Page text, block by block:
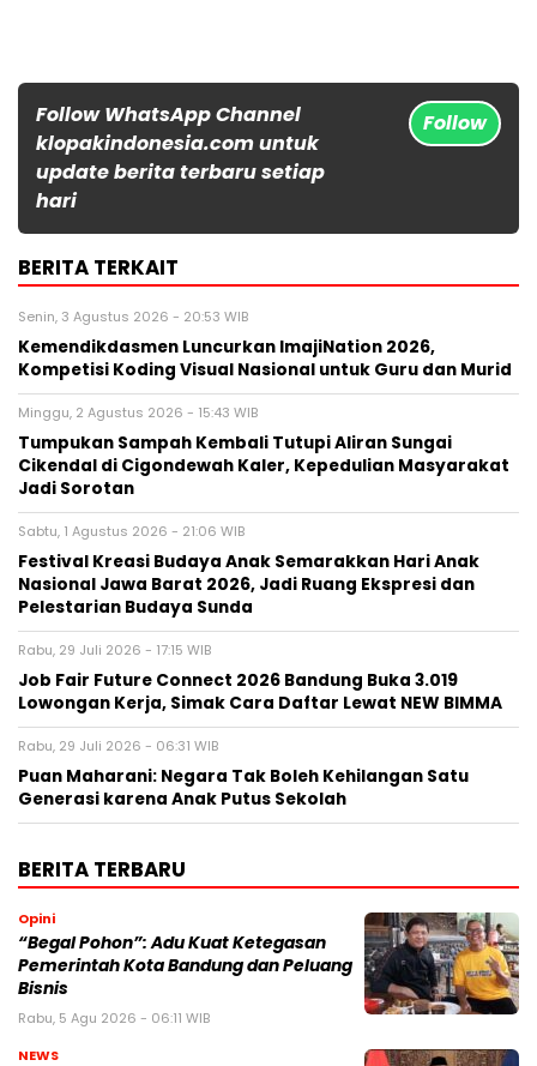
Follow WhatsApp Channel
klopakindonesia.com untuk
update berita terbaru setiap
hari
Follow
BERITA TERKAIT
Senin, 3 Agustus 2026 - 20:53 WIB
Kemendikdasmen Luncurkan ImajiNation 2026,
Kompetisi Koding Visual Nasional untuk Guru dan Murid
Minggu, 2 Agustus 2026 - 15:43 WIB
Tumpukan Sampah Kembali Tutupi Aliran Sungai
Cikendal di Cigondewah Kaler, Kepedulian Masyarakat
Jadi Sorotan
Sabtu, 1 Agustus 2026 - 21:06 WIB
Festival Kreasi Budaya Anak Semarakkan Hari Anak
Nasional Jawa Barat 2026, Jadi Ruang Ekspresi dan
Pelestarian Budaya Sunda
Rabu, 29 Juli 2026 - 17:15 WIB
Job Fair Future Connect 2026 Bandung Buka 3.019
Lowongan Kerja, Simak Cara Daftar Lewat NEW BIMMA
Rabu, 29 Juli 2026 - 06:31 WIB
Puan Maharani: Negara Tak Boleh Kehilangan Satu
Generasi karena Anak Putus Sekolah
BERITA TERBARU
Opini
“Begal Pohon”: Adu Kuat Ketegasan
Pemerintah Kota Bandung dan Peluang
Bisnis
Rabu, 5 Agu 2026 - 06:11 WIB
NEWS